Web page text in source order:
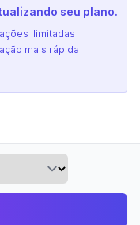
seu plano.
ilimitadas
mais rápida